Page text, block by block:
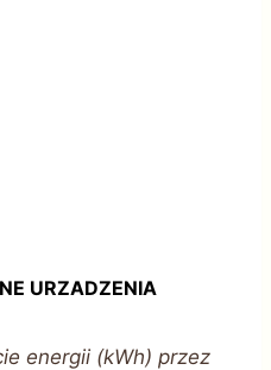
URZADZENIA
energii (kWh) przez